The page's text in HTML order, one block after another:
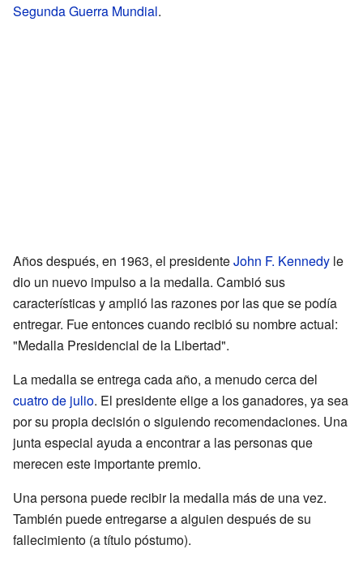
Segunda Guerra Mundial.
Años después, en 1963, el presidenteJohn F. Kennedy le
dio un nuevo impulso a la medalla. Cambió sus
características y amplió las razones por las que se podía
entregar. Fue entonces cuando recibió su nombre actual:
"Medalla Presidencial de la Libertad".
La medalla se entrega cada año, a menudo cerca del
cuatro de julio. El presidente elige a los ganadores, ya sea
por su propia decisión o siguiendo recomendaciones. Una
junta especial ayuda a encontrar a las personas que
merecen este importante premio.
Una persona puede recibir la medalla más de una vez.
También puede entregarse a alguien después de su
fallecimiento (a título póstumo).